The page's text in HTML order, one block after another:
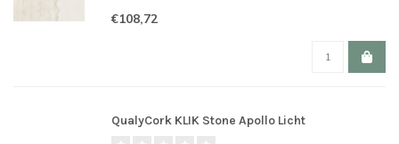
makkelijk te plaatsen en te hergebruiken.
€108,72
QualyCork KLIK Stone Apollo Licht